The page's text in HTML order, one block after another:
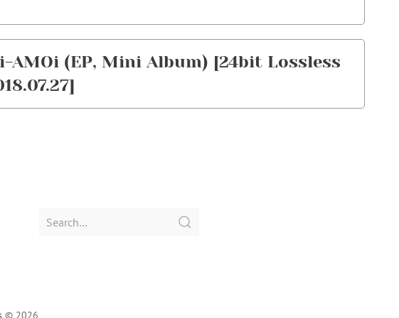
AMOi (EP, Mini Album) [24bit Lossless
Search
© 2026